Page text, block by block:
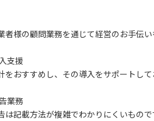
者様の顧問業務を通じて経営のお手伝い
支援
をおすすめし、その導入をサポートして
業務
は記載方法が複雑でわかりにくいもので